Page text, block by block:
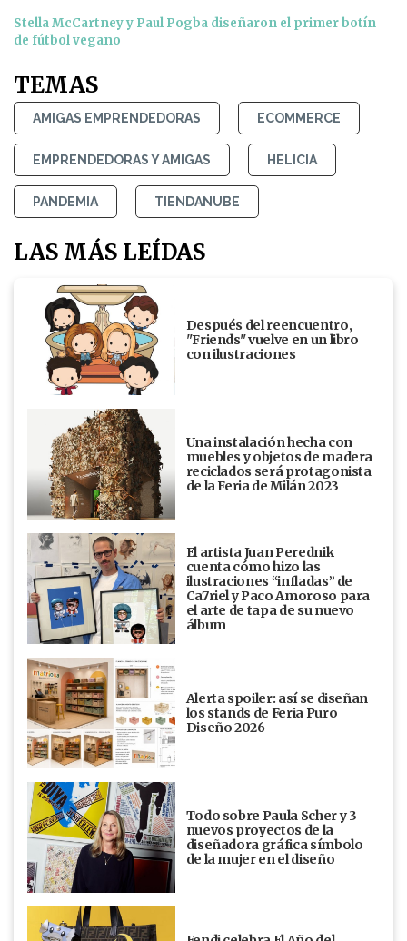
Stella McCartney y Paul Pogba diseñaron el primer botín
de fútbol vegano
TEMAS
AMIGAS EMPRENDEDORAS ECOMMERCE
EMPRENDEDORAS Y AMIGAS HELICIA
PANDEMIA TIENDANUBE
LAS MÁS LEÍDAS
Después del reencuentro,
"Friends" vuelve en un libro
con ilustraciones
Una instalación hecha con
muebles y objetos de madera
reciclados será protagonista
de la Feria de Milán 2023
El artista Juan Perednik
cuenta cómo hizo las
ilustraciones “infladas” de
Ca7riel y Paco Amoroso para
el arte de tapa de su nuevo
álbum
Alerta spoiler: así se diseñan
los stands de Feria Puro
Diseño 2026
Todo sobre Paula Scher y 3
nuevos proyectos de la
diseñadora gráfica símbolo
de la mujer en el diseño